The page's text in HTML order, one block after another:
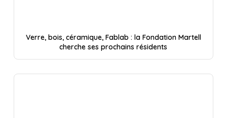
Verre, bois, céramique, Fablab : la Fondation Martell
cherche ses prochains résidents